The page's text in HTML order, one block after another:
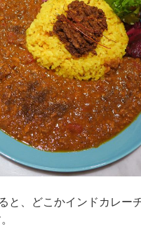
と、どこかインドカレー